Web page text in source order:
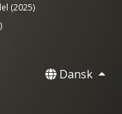
(2025)
Dansk